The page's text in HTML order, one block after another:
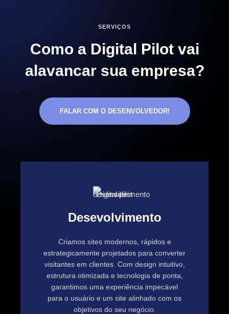
SERVIÇOS
Como a Digital Pilot vai
alavancar sua empresa?
FALAR COM O DESENVOLVEDOR!
Desevolvimento
Criamos sites modernos, rápidos e
estrategicamente projetados para converter
visitantes em clientes. Com design intuitivo,
estrutura otimizada e tecnologia de ponta,
garantimos uma experiência impecável
para o usuário e um site alinhado com os
objetivos do seu negócio.